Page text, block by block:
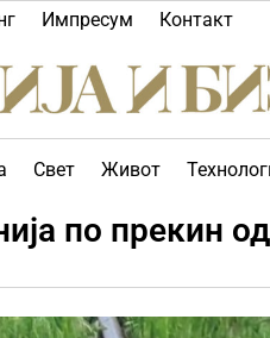
Импресум Контакт
Свет Живот
по прекин